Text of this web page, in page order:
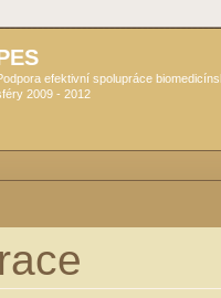
efektivní spolupráce
2009 - 2012